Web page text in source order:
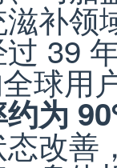
补领
39
球用
为
改善